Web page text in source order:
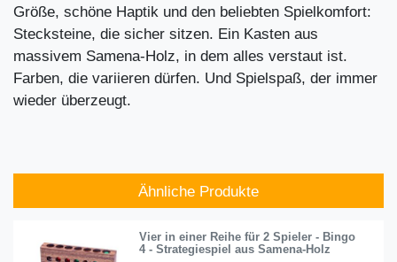
Größe, schöne Haptik und den beliebten Spielkomfort:
Stecksteine, die sicher sitzen. Ein Kasten aus
massivem Samena-Holz, in dem alles verstaut ist.
Farben, die variieren dürfen. Und Spielspaß, der immer
wieder überzeugt.
Ähnliche Produkte
Vier in einer Reihe für 2 Spieler - Bingo
4 - Strategiespiel aus Samena-Holz